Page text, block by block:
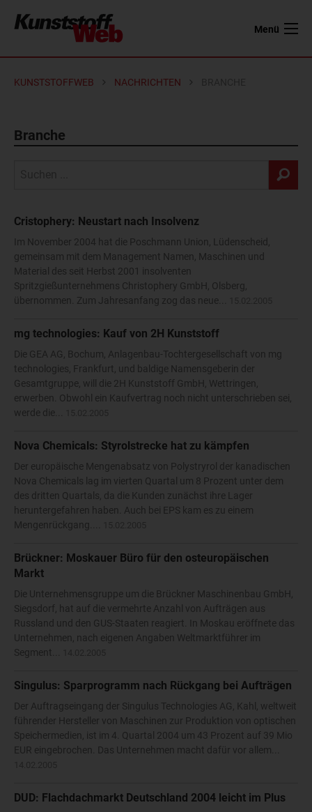
Menü
KUNSTSTOFFWEB NACHRICHTEN
Branche
Cristophery: Neustart nach Insolvenz
Im November 2004 hat die Poschmann Union, Lüdenscheid,
gemeinsam mit dem Management Namen, Maschinen und
Material des seit Herbst 2001 insolventen
Spritzgießunternehmens Christophery GmbH, Olsberg,
übernommen. Zum Jahresanfang zog das neue...
mg technologies: Kauf von 2H Kunststoff
Die GEA AG, Bochum, Anlagenbau-Tochtergesellschaft von mg
technologies, Frankfurt, und baldige Namensgeberin der
Gesamtgruppe, will die 2H Kunststoff GmbH, Wettringen,
erwerben. Obwohl ein Kaufvertrag noch nicht unterschrieben sei,
werde die...
Nova Chemicals: Styrolstrecke hat zu kämpfen
Der europäische Mengenabsatz von Polystryrol der kanadischen
Nova Chemicals lag im vierten Quartal um 8 Prozent unter dem
des dritten Quartals, da die Kunden zunächst ihre Lager
heruntergefahren haben. Auch bei EPS kam es zu einem
Mengenrückgang....
Brückner: Moskauer Büro für den osteuropäischen
Markt
Die Unternehmensgruppe um die Brückner Maschinenbau GmbH,
Siegsdorf, hat auf die vermehrte Anzahl von Aufträgen aus
Russland und den GUS-Staaten reagiert. In Moskau eröffnete das
Unternehmen, nach eigenen Angaben Weltmarktführer im
Segment...
Singulus: Sparprogramm nach Rückgang bei Aufträgen
Der Auftragseingang der Singulus Technologies AG, Kahl, weltweit
führender Hersteller von Maschinen zur Produktion von optischen
Speichermedien, ist im 4. Quartal 2004 um 43 Prozent auf 39 Mio
EUR eingebrochen. Das Unternehmen macht dafür vor allem...
DUD: Flachdachmarkt Deutschland 2004 leicht im Plus